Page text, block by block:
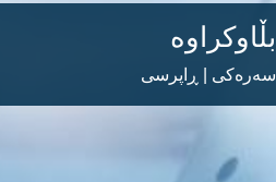
بڵاوکراوە
سەرەکی | ڕاپرسی